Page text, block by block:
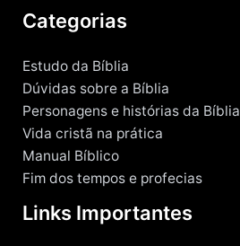
Categorias
Estudo da Bíblia
Dúvidas sobre a Bíblia
Personagens e histórias da Bíblia
Vida cristã na prática
Manual Bíblico
Fim dos tempos e profecias
Links Importantes